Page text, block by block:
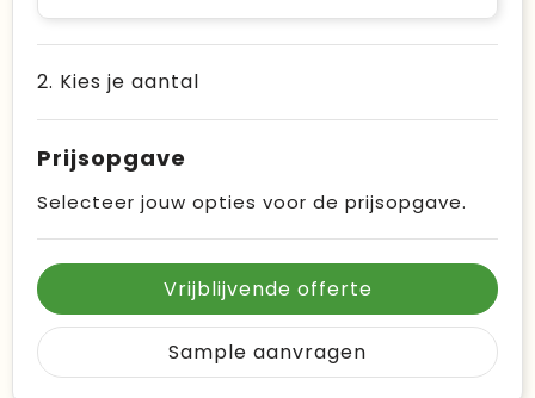
2. Kies je aantal
Prijsopgave
Selecteer jouw opties voor de prijsopgave.
Vrijblijvende offerte
Sample aanvragen